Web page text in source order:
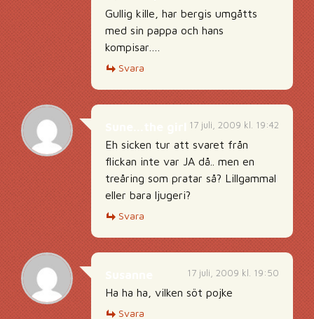
Gullig kille, har bergis umgåtts
med sin pappa och hans
kompisar….
Svara
17 juli, 2009 kl. 19:42
Eh sicken tur att svaret från
flickan inte var JA då.. men en
treåring som pratar så? Lillgammal
eller bara ljugeri?
Svara
17 juli, 2009 kl. 19:50
Ha ha ha, vilken söt pojke
Svara